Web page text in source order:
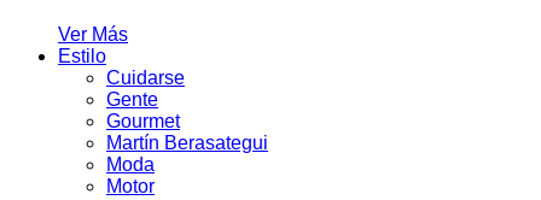
Ver Más
Estilo
Cuidarse
Gente
Gourmet
Martín Berasategui
Moda
Motor